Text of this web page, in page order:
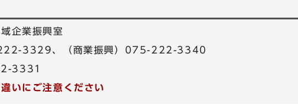
企業振興室
3329、（商業振興）075-222-3340
3331
いにご注意ください